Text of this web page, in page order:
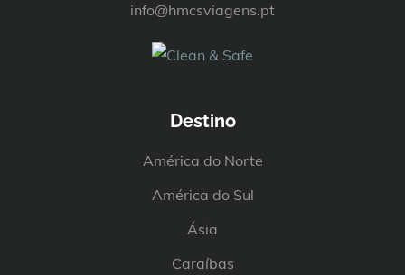
info@hmcsviagens.pt
Destino
América do Norte
América do Sul
Ásia
Caraíbas